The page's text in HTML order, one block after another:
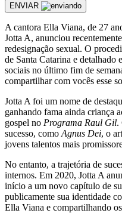
ENVIAR
A cantora Ella Viana, de 27
Jotta A, anunciou
redesignação sexual. O
de Santa Catarina e detalhado
sociais no último fim de
compartilhar com vocês esse
Jotta A foi um nome de
ganhando fama ainda criança
gospel no Programa Raul Gil.
sucesso, como Agnus Dei, o
jovens talentos mais
No entanto, a trajetória de
internos. Em 2020, Jotta A
início a um novo capítulo de
publicamente sua identidade
Ella Viana e compartilhando